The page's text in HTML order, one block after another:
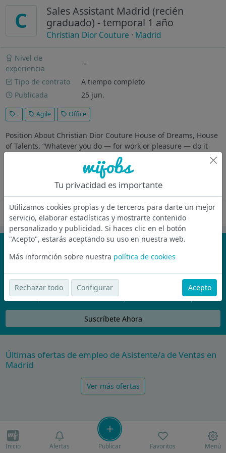
C
Sales Assistant Madrid (recién
graduado) - temporal 1 año
Christian Dior Couture · Madrid
Nivel de
experiencia
---
Tipo de contrato
A tiempo completo
Publicada
25 jun.
. Agile Office
Position About Christian Dior Couture House of Dreams, House
of Talents. “Whatever you do — for work or pleasure — do it
with passion! Live with passion!”* Christian Dior Christian Dior
was the designer of dreams. In founding his House in 1947,
Oferta desactivada
¡No te pierdas nada!
Únete a la comunidad de wijobs y recibe por email las mejores
ofertas de empleo
Nunca compartiremos tu email con nadie y no te vamos a enviar spam
Suscríbete Ahora
Últimas ofertas de empleo de Asistente/a de Ventas en
Madrid
Ver más ofertas
Inicio Alertas Publicar Favoritos Menú
Tu privacidad es importante
Utilizamos cookies propias y de terceros para darte un mejor
servicio, elaborar estadísticas y mostrarte contenido
personalizado y publicidad. Si haces clic en el botón
"Acepto", estarás aceptando su uso en nuestra web.
Más informción sobre nuestra política de cookies
Rechazar todo Configurar Acepto